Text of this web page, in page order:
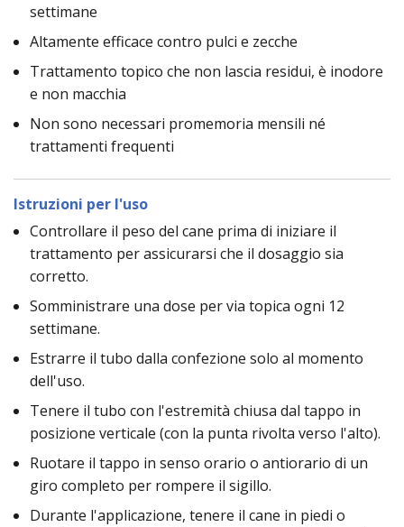
settimane
Altamente efficace contro pulci e zecche
Trattamento topico che non lascia residui, è inodore
e non macchia
Non sono necessari promemoria mensili né
trattamenti frequenti
Istruzioni per l'uso
Controllare il peso del cane prima di iniziare il
trattamento per assicurarsi che il dosaggio sia
corretto.
Somministrare una dose per via topica ogni 12
settimane.
Estrarre il tubo dalla confezione solo al momento
dell'uso.
Tenere il tubo con l'estremità chiusa dal tappo in
posizione verticale (con la punta rivolta verso l'alto).
Ruotare il tappo in senso orario o antiorario di un
giro completo per rompere il sigillo.
Durante l'applicazione, tenere il cane in piedi o